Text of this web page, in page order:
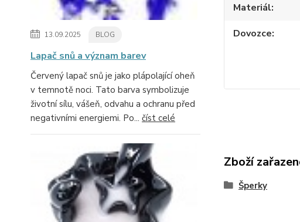
13.09.2025 BLOG
Lapač snů a význam barev
Červený lapač snů je jako plápolající oheň
v temnotě noci. Tato barva symbolizuje
životní sílu, vášeň, odvahu a ochranu před
negativními energiemi. Po... číst celé
Materiál
Dovozce
Zboží
Šperky